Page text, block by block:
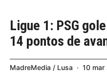
Ligue 1: PSG
14 pontos de
MadreMedia / Lusa 10 mar